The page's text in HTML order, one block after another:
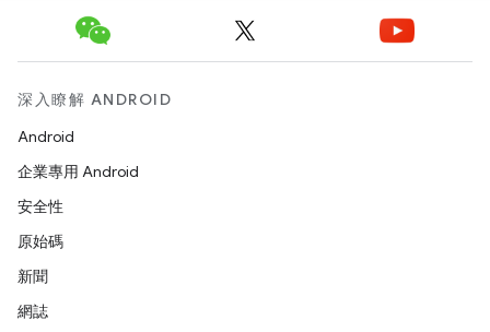
深入瞭解 ANDROID
Android
企業專用 Android
安全性
原始碼
新聞
網誌